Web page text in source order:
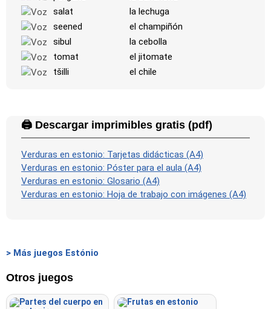
salat
la lechuga
seened
el champiñón
sibul
la cebolla
tomat
el jitomate
tšilli
el chile
🖨️ Descargar imprimibles gratis (pdf)
Verduras en estonio: Tarjetas didácticas (A4)
Verduras en estonio: Póster para el aula (A4)
Verduras en estonio: Glosario (A4)
Verduras en estonio: Hoja de trabajo con imágenes (A4)
> Más juegos Estónio
Otros juegos